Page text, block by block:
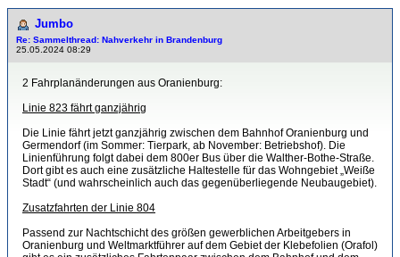
Jumbo
Re: Sammelthread: Nahverkehr in Brandenburg
25.05.2024 08:29
2 Fahrplanänderungen aus Oranienburg:
Linie 823 fährt ganzjährig
Die Linie fährt jetzt ganzjährig zwischen dem Bahnhof Oranienburg und
Germendorf (im Sommer: Tierpark, ab November: Betriebshof). Die
Linienführung folgt dabei dem 800er Bus über die Walther-Bothe-Straße.
Dort gibt es auch eine zusätzliche Haltestelle für das Wohngebiet „Weiße
Stadt“ (und wahrscheinlich auch das gegenüberliegende Neubaugebiet).
Zusatzfahrten der Linie 804
Passend zur Nachtschicht des größen gewerblichen Arbeitgebers in
Oranienburg und Weltmarktführer auf dem Gebiet der Klebefolien (Orafol)